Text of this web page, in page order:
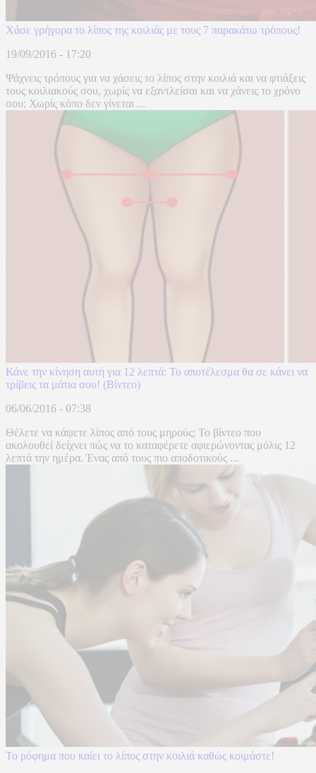
Χάσε γρήγορα το λίπος της κοιλιάς με τους 7 παρακάτω τρόπους!
19/09/2016 - 17:20
Ψάχνεις τρόπους για να χάσεις το λίπος στην κοιλιά και να φτιάξεις
τους κοιλιακούς σου, χωρίς να εξαντλείσαι και να χάνεις το χρόνο
σου; Χωρίς κόπο δεν γίνεται ...
Κάνε την κίνηση αυτή για 12 λεπτά: Το αποτέλεσμα θα σε κάνει να
τρίβεις τα μάτια σου! (Βίντεο)
06/06/2016 - 07:38
Θέλετε να κάψετε λίπος από τους μηρούς; Το βίντεο που
ακολουθεί δείχνει πώς να το καταφέρετε αφιερώνοντας μόλις 12
λεπτά την ημέρα. Ένας από τους πιο αποδοτικούς ...
Το ρόφημα που καίει το λίπος στην κοιλιά καθώς κοιμάστε!